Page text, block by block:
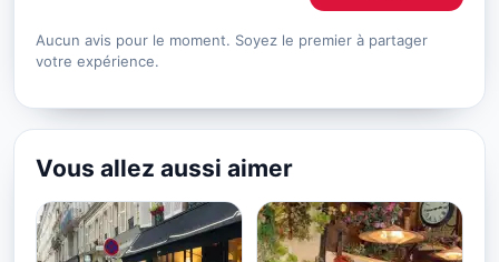
Aucun avis pour le moment. Soyez le premier à partager
votre expérience.
Vous allez aussi aimer